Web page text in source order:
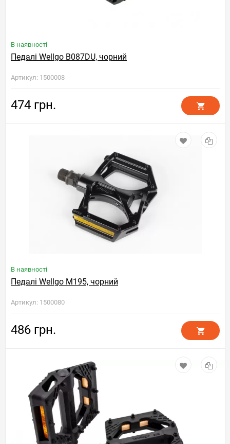
В наявності
Педалі Wellgo B087DU, чорний
Артикул: 1500008
474 грн.
В наявності
Педалі Wellgo M195, чорний
Артикул: 1500080
486 грн.